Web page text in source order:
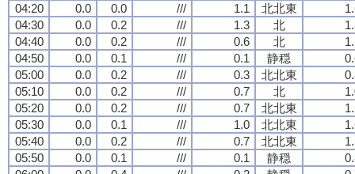
04:20
0.0 0.0 /// 1.1 北北東
04:30
0.0 0.2 /// 1.3 北
04:40
0.0 0.2 /// 0.6 北
04:50
0.0 0.1 /// 0.1 静穏
05:00
0.0 0.2 /// 0.3 北北東
05:10
0.0 0.2 /// 0.7 北
05:20
0.0 0.2 /// 0.7 北北東
05:30
0.0 0.1 /// 1.0 北北東
05:40
0.0 0.2 /// 0.7 北北東
05:50
0.0 0.1 /// 0.1 静穏